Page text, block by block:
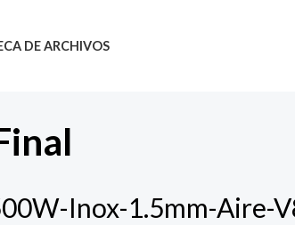
DE ARCHIVOS
Inox-1.5mm-Aire-